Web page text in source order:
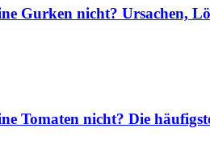
Gurken nicht? Ursachen,
Tomaten nicht? Die